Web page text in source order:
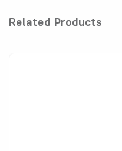
Related Products